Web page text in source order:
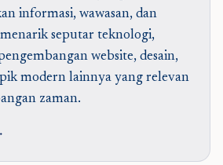
informasi, wawasan, dan
seputar teknologi,
website, desain,
modern lainnya yang relevan
zaman.